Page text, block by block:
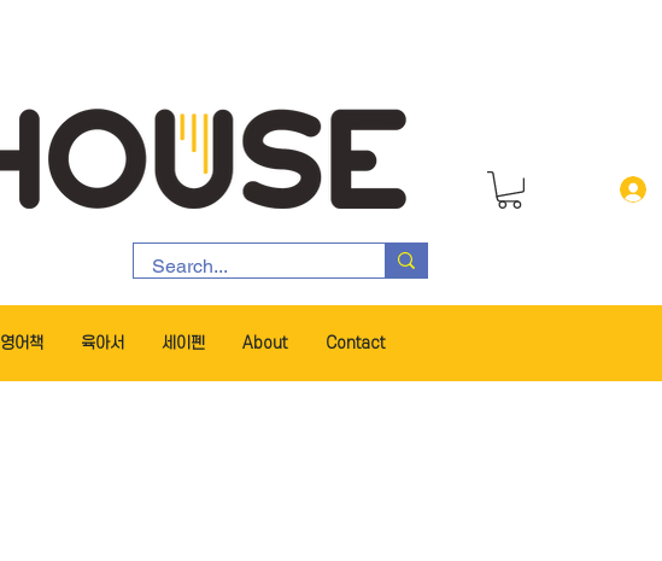
영어책 육아서 세이펜 About Contact